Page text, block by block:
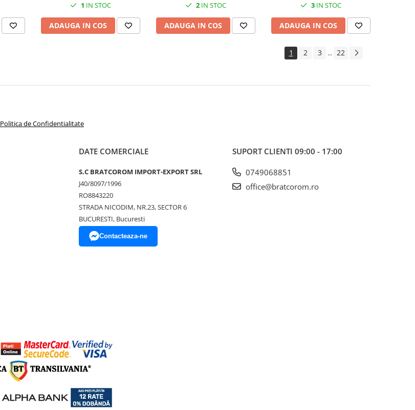
1 IN STOC
ADAUGA IN COS
2IN STOC
ADAUGA IN COS
3IN STOC
ADAUGA IN COS
1 2 3 ... 22
Politica de Confidentialitate
DATE COMERCIALE
S.C BRATCOROM IMPORT-EXPORT SRL
J40/8097/1996
RO8843220
STRADA NICODIM, NR.23, SECTOR 6
BUCURESTI, Bucuresti
Contacteaza-ne
SUPORT CLIENTI 09:00 - 17:00
0749068851
office@bratcorom.ro